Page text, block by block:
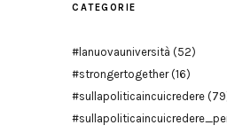
CATEGORIE
#lanuovauniversità (52)
#strongertogether(16)
#sullapoliticaincuicredere